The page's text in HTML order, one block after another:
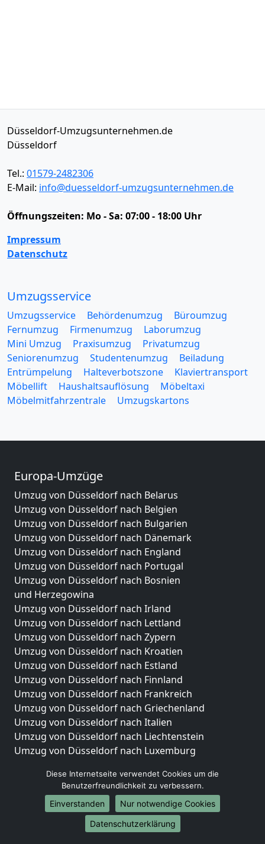
Düsseldorf-Umzugsunternehmen.de
Düsseldorf
Tel.: 01579-2482306
E-Mail: info@duesseldorf-umzugsunternehmen.de
Öffnungszeiten: Mo - Sa: 07:00 - 18:00 Uhr
Impressum
Datenschutz
Umzugsservice
Umzugsservice Behördenumzug
Büroumzug
Fernumzug
Firmenumzug
Laborumzug
Mini Umzug
Praxisumzug
Privatumzug
Seniorenumzug
Studentenumzug
Beiladung
Entrümpelung
Halteverbotszone
Klaviertransport
Möbellift
Haushaltsauflösung
Möbeltaxi
Möbelmitfahrzentrale
Umzugskartons
Europa-Umzüge
Umzug von Düsseldorf nach Belarus
Umzug von Düsseldorf nach Belgien
Umzug von Düsseldorf nach Bulgarien
Umzug von Düsseldorf nach Dänemark
Umzug von Düsseldorf nach England
Umzug von Düsseldorf nach Portugal
Umzug von Düsseldorf nach Bosnien
und Herzegowina
Umzug von Düsseldorf nach Irland
Umzug von Düsseldorf nach Lettland
Umzug von Düsseldorf nach Zypern
Umzug von Düsseldorf nach Kroatien
Umzug von Düsseldorf nach Estland
Umzug von Düsseldorf nach Finnland
Umzug von Düsseldorf nach Frankreich
Umzug von Düsseldorf nach Griechenland
Umzug von Düsseldorf nach Italien
Umzug von Düsseldorf nach Liechtenstein
Umzug von Düsseldorf nach Luxemburg
Umzug von Düsseldorf nach Norwegen
Umzüge-Deutschlandweit
Umzug von Düsseldorf nach Berlin
Umzug von Düsseldorf nach Hamburg
Diese Internetseite verwendet Cookies um die
Benutzerfreundlichkeit zu verbessern.
Einverstanden
Nur notwendige Cookies
Datenschutzerklärung